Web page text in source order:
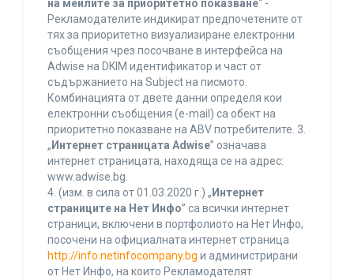
на мейлите за приоритетно показване“ -
Рекламодателите индикират предпочетените от
тях за приоритетно визуализиране електронни
съобщения чрез посочване в интерфейса на
Adwise на DKIM идентификатор и част от
съдържанието на Subject на писмото.
Комбинацията от двете данни определя кои
електронни съобщения (e-mail) са обект на
приоритетно показване на ABV потребителите. 3.
„ Интернет страницата Adwise” означава
интернет страницата, находяща се на адрес:
www.adwise.bg.
4. (изм. в сила от 01.03.2020 г.) „ Интернет
страниците на Нет Инфо” са всички интернет
страници, включени в портфолиото на Нет Инфо,
посочени на официалната интернет страница
http://info.netinfocompany.bg и администрирани
от Нет Инфо, на които Рекламодателят